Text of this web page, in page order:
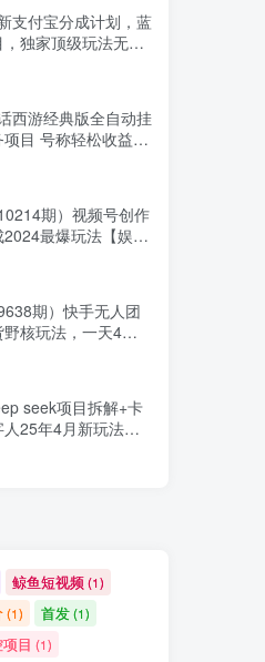
支付宝分成计划，蓝
独家顶级玩法无脑
西游经典版全自动挂
目 号称轻松收益
10214期）视频号创作
最爆玩法【娱乐
9638期）快手无人团
野核玩法，一天4位
seek项目拆解+卡
25年4月新玩法日
鲸鱼短视频(1)
(1) 首发(1)
目 (1)